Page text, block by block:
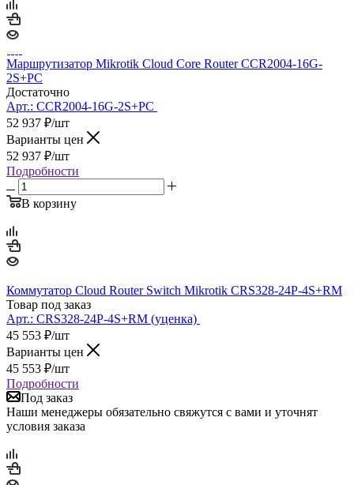
Маршрутизатор Mikrotik Cloud Core Router CCR2004-16G-
2S+PC
Достаточно
Арт.: CCR2004-16G-2S+PC
52 937 ₽/шт
Варианты цен
52 937 ₽/шт
Подробности
В корзину
Коммутатор Cloud Router Switch Mikrotik CRS328-24P-4S+RM
Товар под заказ
Арт.: CRS328-24P-4S+RM (уценка)
45 553 ₽/шт
Варианты цен
45 553 ₽/шт
Подробности
Под заказ
Наши менеджеры обязательно свяжутся с вами и уточнят
условия заказа